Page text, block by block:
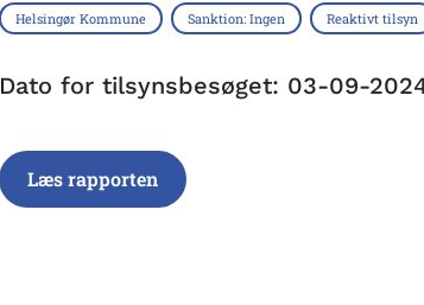
Helsingør Kommune Sanktion: Ingen Reaktivt tilsyn
Dato for tilsynsbesøget: 03-09-
Læs rapporten